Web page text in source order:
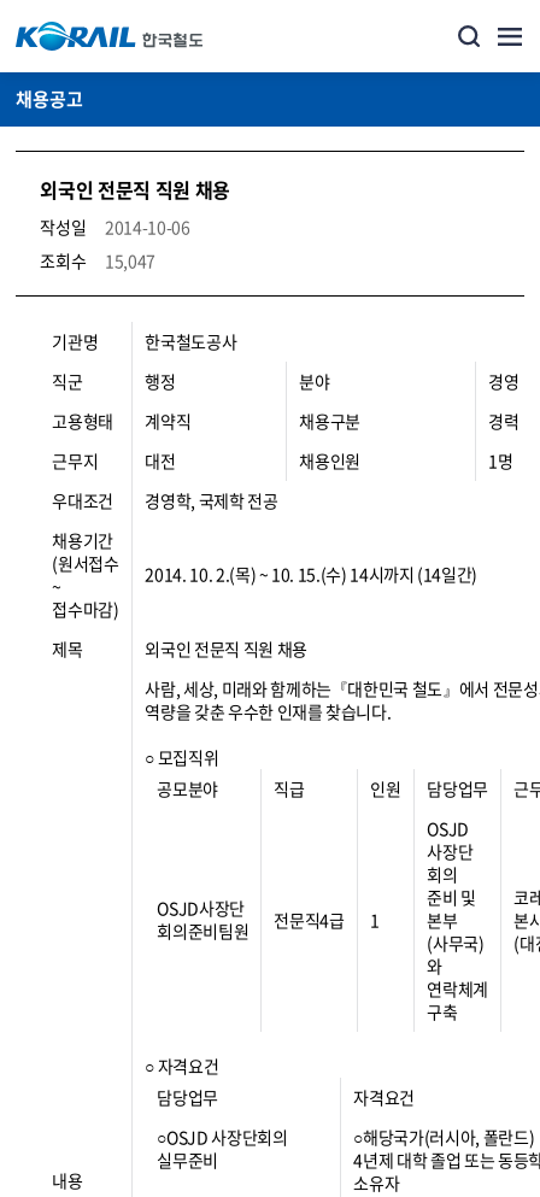
채용공고
외국인 전문직 직원 채용
작성일
2014-10-06
조회수
15,047
코레일소개_경영공시_채용공고 상세보기 – 내용, 파일, 담당자 연락처로 구성
기관명
한국철도공사
직군
행정 분야
경영
고용형태
계약직 채용구분
경력
근무지
대전 채용인원
1명
우대조건
경영학, 국제학 전공
채용기간
(원서접수
~
접수마감)
2014. 10. 2.(목) ~ 10. 15.(수) 14시까지 (14일간)
제목 외국인 전문직 직원 채용
내용
사람, 세상, 미래와 함께하는『대한민국 철도』에서 전문
역량을 갖춘 우수한 인재를 찾습니다.
○ 모집직위
공모분야
직급 인원 담당업무 근
OSJD사장단
회의준비팀원
전문직4급 1
OSJD
사장단
회의
준비 및
본부
(사무국)
와
연락체계
구축
코
본
(대
○ 자격요건
담당업무
자격요건
○OSJD 사장단회의
실무준비
○해당국가(러시아, 폴란드)
4년제 대학 졸업 또는 동등
소유자